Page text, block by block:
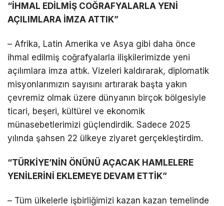
“İHMAL EDİLMİŞ COĞRAFYALARLA YENİ
AÇILIMLARA İMZA ATTIK”
– Afrika, Latin Amerika ve Asya gibi daha önce
ihmal edilmiş coğrafyalarla ilişkilerimizde yeni
açılımlara imza attık. Vizeleri kaldırarak, diplomatik
misyonlarımızın sayısını artırarak başta yakın
çevremiz olmak üzere dünyanın birçok bölgesiyle
ticari, beşeri, kültürel ve ekonomik
münasebetlerimizi güçlendirdik. Sadece 2025
yılında şahsen 22 ülkeye ziyaret gerçekleştirdim.
“TÜRKİYE’NİN ÖNÜNÜ AÇACAK HAMLELERE
YENİLERİNİ EKLEMEYE DEVAM ETTİK”
– Tüm ülkelerle işbirliğimizi kazan kazan temelinde